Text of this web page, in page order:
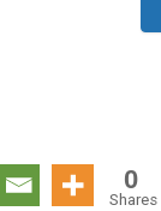
0
Shares